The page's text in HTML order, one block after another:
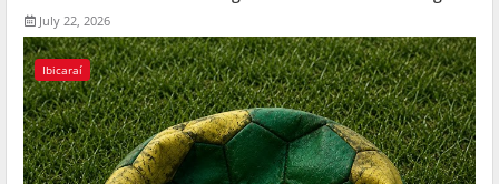
July 22, 2026
Ibicaraí